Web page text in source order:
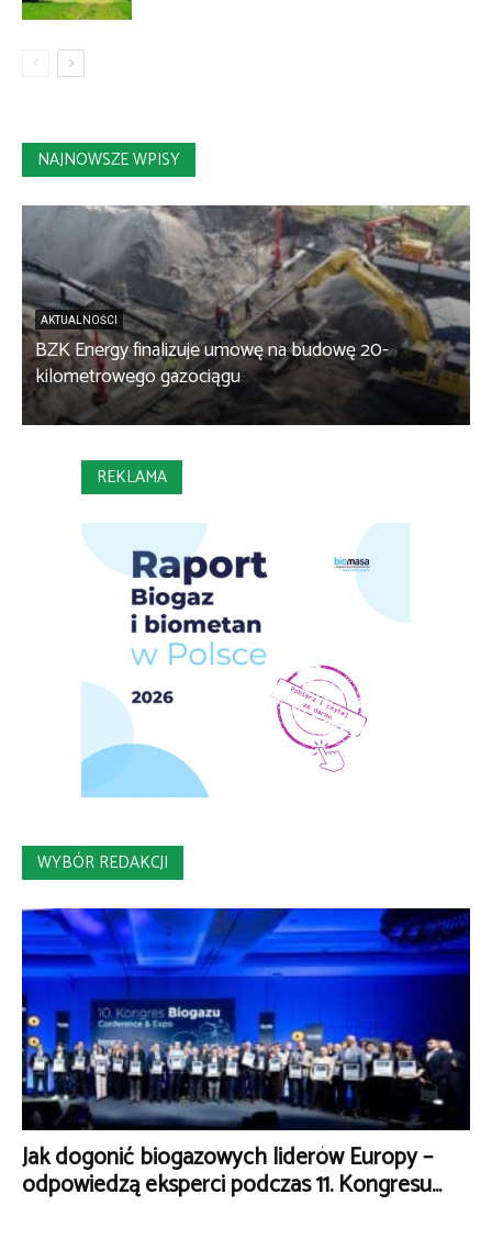
NAJNOWSZE WPISY
AKTUALNOŚCI
BZK Energy finalizuje umowę na budowę 20-
kilometrowego gazociągu
REKLAMA
WYBÓR REDAKCJI
Jak dogonić biogazowych liderów Europy –
odpowiedzą eksperci podczas 11. Kongresu...